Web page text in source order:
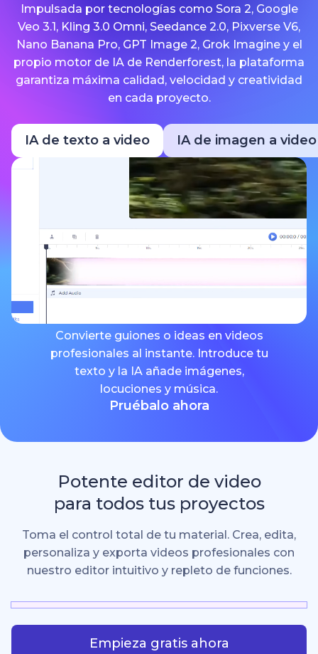
Impulsada por tecnologías como Sora 2, Google
Veo 3.1, Kling 3.0 Omni, Seedance 2.0, Pixverse V6,
Nano Banana Pro, GPT Image 2, Grok Imagine y el
propio motor de IA de Renderforest, la plataforma
garantiza máxima calidad, velocidad y creatividad
en cada proyecto.
IA de texto a video IA de imagen a video
Convierte guiones o ideas en videos
profesionales al instante. Introduce tu
texto y la IA añade imágenes,
locuciones y música.
Pruébalo ahora
Potente editor de video
para todos tus proyectos
Toma el control total de tu material. Crea, edita,
personaliza y exporta videos profesionales con
nuestro editor intuitivo y repleto de funciones.
Empieza gratis ahora